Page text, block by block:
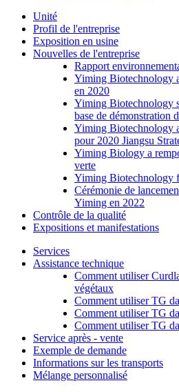
Unité
Profil de l'entreprise
Exposition en usine
Nouvelles de l'entreprise
Rapport
Yiming Biotechnology
en 2020
Yiming Biotechnology
base de démonstration
Yiming Biotechnology
pour 2020 Jiangsu
Yiming Biology a
verte
Yiming Biotechnology
Cérémonie de
Yiming en 2022
Contrôle de la qualité
Expositions et manifestations
Services
Assistance technique
Comment utiliser
végétaux
Comment utiliser TG
Comment utiliser TG
Comment utiliser TG
Service après - vente
Exemple de demande
Informations sur les transports
Mélange personnalisé